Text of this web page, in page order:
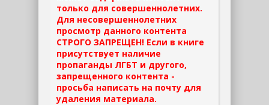
только для совершеннолетних.
Для несовершеннолетних
просмотр данного контента
СТРОГО ЗАПРЕЩЕН! Если в книге
присутствует наличие
пропаганды ЛГБТ и другого,
запрещенного контента -
просьба написать на почту для
удаления материала.